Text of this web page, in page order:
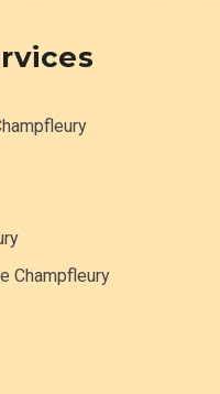
Champfleury